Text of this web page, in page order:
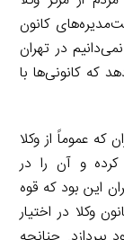
کانون
در تهران
کانونی‌ها با
عموماً از وکلا
و آن را در
این بود که قوه
وکلا در اختیار